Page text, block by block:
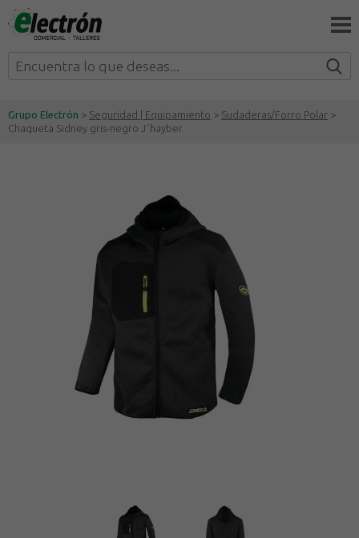
Grupo Electrón > Seguridad | Equipamiento > Sudaderas/Forro Polar >
Chaqueta Sidney gris-negro J´hayber